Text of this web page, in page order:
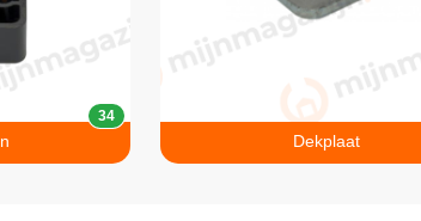
34
Dekplaat